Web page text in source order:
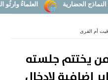
العلماءُ وارثُو النبوّة: من
أم القرى
يختتم جلسته